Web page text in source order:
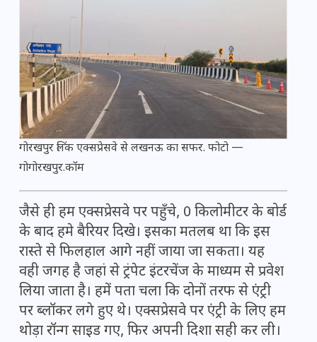
गोरखपुर लिंक एक्सप्रेसवे से लखनऊ का सफर. फोटो —
गोगोरखपुर.कॉम
जैसे ही हम एक्सप्रेसवे पर पहुँचे, 0 किलोमीटर के बोर्ड
के बाद हमे बैरियर दिखे। इसका मतलब था कि इस
रास्ते से फिलहाल आगे नहीं जाया जा सकता। यह
वही जगह है जहां से ट्रंपेट इंटरचेंज के माध्यम से प्रवेश
लिया जाता है। हमें पता चला कि दोनों तरफ से एंट्री
पर ब्लॉकर लगे हुए थे। एक्सप्रेसवे पर एंट्री के लिए हम
थोड़ा रॉन्ग साइड गए, फिर अपनी दिशा सही कर ली।